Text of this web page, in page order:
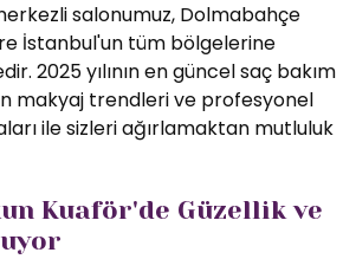
salonumuz, Dolmabahçe
İstanbul'un tüm bölgelerine
2025 yılının en güncel saç bakım
makyaj trendleri ve profesyonel
ile sizleri ağırlamaktan mutluluk
Kuaför'de Güzellik ve